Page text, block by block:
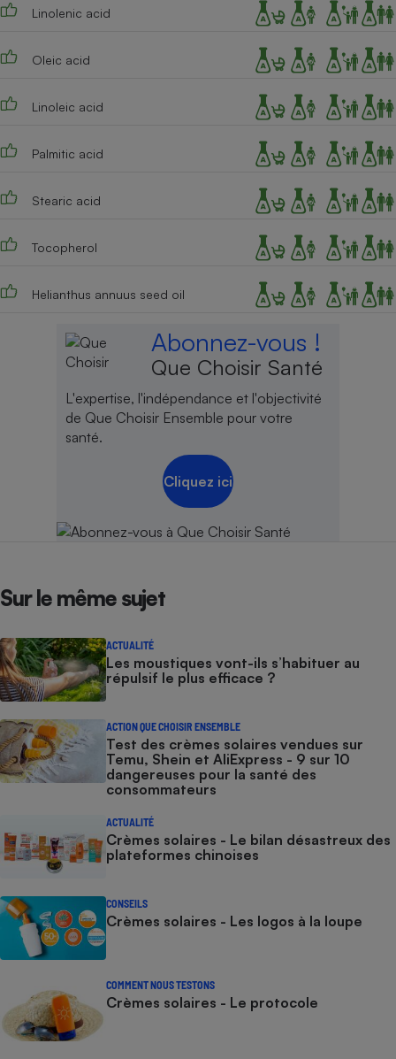
Linolenic acid
Oleic acid
Linoleic acid
Palmitic acid
Stearic acid
Tocopherol
Helianthus annuus seed oil
Abonnez-vous !
Que Choisir Santé
L'expertise, l'indépendance et l'objectivité
de Que Choisir Ensemble pour votre
santé.
Cliquez ici
Sur le même sujet
ACTUALITÉ
Les moustiques vont-ils s’habituer au
répulsif le plus efficace ?
ACTION QUE CHOISIR ENSEMBLE
Test des crèmes solaires vendues sur
Temu, Shein et AliExpress - 9 sur 10
dangereuses pour la santé des
consommateurs
ACTUALITÉ
Crèmes solaires - Le bilan désastreux des
plateformes chinoises
CONSEILS
Crèmes solaires - Les logos à la loupe
COMMENT NOUS TESTONS
Crèmes solaires - Le protocole